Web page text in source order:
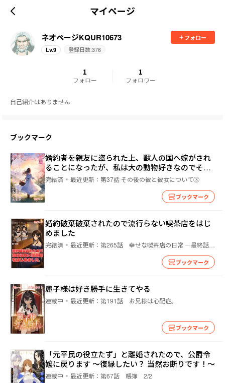
マイページ
ネオページKQUR10673
フォロー
Lv.9 登録日数:376
1
フォロー
1
フォロワー
自己紹介はありません
ブックマーク
婚約者を親友に盗られた上、獣人の国へ嫁がされ
ることになったが、私は大の動物好きなのでその
結婚先はご褒美でしかなかった
完結済 最近更新： 第37話 その後の彼と彼女について③
ブックマーク
婚約破棄破棄されたので流行らない喫茶店をはじ
めました
完結済 最近更新： 第265話 幸せな喫茶店の日常 ―最終話― 265話-5 幸せな日常
ブックマーク
麗子様は好き勝手に生きてやる
連載中 最近更新： 第191話 お兄様は心配症。
ブックマーク
「元平民の役立たず」と離婚されたので、公爵令
嬢に戻ります ～復縁したい？ 当然お断りです！～
連載中 最近更新： 第67話 帳簿 2/2